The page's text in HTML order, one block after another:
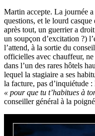
Martin accepte. La journée a
questions, et le lourd
après tout, un guerrier a
un soupçon d’excitation ?)
l’attend, à la sortie du
officielles avec chauffeur,
dans l’un des rares hôtels
lequel la stagiaire a ses
la facture, pas d’inquiétude
« pour que tu t’habitues à
conseiller général à la